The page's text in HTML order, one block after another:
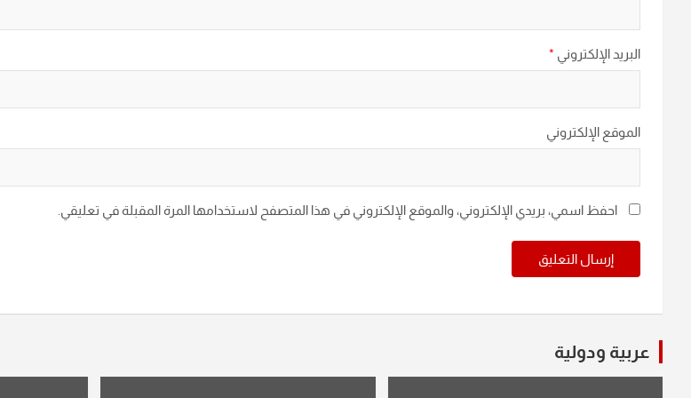
البريد الإلكتروني *
الموقع الإلكتروني
احفظ اسمي، بريدي الإلكتروني، والموقع الإلكتروني في هذا المتصفح لاستخدامها المرة المقبلة في تعليقي.
عربية ودولية